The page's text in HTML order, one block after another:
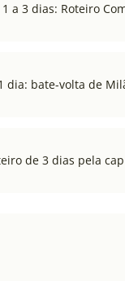
a 3 dias: Roteiro
dia: bate-volta de
de 3 dias pela